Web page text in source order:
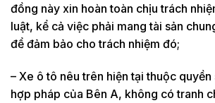
đồng này xin hoàn toàn chịu trách
luật, kể cả việc phải mang tài sản
để đảm bảo cho trách nhiệm đó;
– Xe ô tô nêu trên hiện tại thuộc
hợp pháp của Bên A, không có tranh